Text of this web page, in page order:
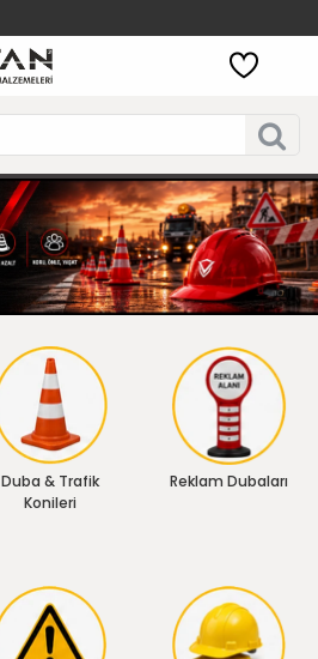
Duba & Trafik
Konileri
Reklam Dubaları